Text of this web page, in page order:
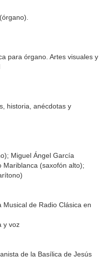
para órgano. Artes visuales y
historia, anécdotas y
Miguel Ángel García
Mariblanca (saxofón alto);
de Radio Clásica en
y voz
de la Basílica de Jesús